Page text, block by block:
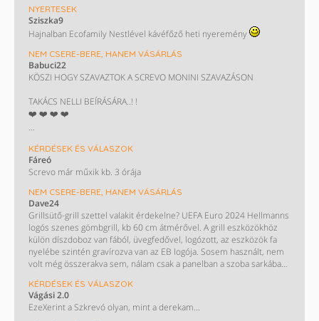
940millió Ft
NYERTESEK
Sziszka9
Hajnalban Ecofamily Nestlével kávéfőző heti nyeremény
NEM CSERE-BERE, HANEM VÁSÁRLÁS
Babuci22
KÖSZI HOGY SZAVAZTOK A SCREVO MONINI SZAVAZÁSON
TAKÁCS NELLI BEÍRÁSÁRA..! !
❤️ ❤️ ❤️ ❤️
50000 értékben 2028 év vége a lejárat 1000.- os címletekben.
Csere is érdekel spar lidl tesco coop utikra leginkább...
Vagy mid lenne??
Keresek Decathlon utit.....!!!
KÉRDÉSEK ÉS VÁLASZOK
Fáreó
Screvo már műxik kb. 3 órája
NEM CSERE-BERE, HANEM VÁSÁRLÁS
Dave24
Grillsütő-grill szettel valakit érdekelne? UEFA Euro 2024 Hellmanns
logós szenes gömbgrill, kb 60 cm átmérővel. A grill eszközökhöz
külön díszdoboz van fából, üvegfedővel, logózott, az eszközök fa
nyelébe szintén gravírozva van az EB logója. Sosem használt, nem
volt még összerakva sem, nálam csak a panelban a szoba sarkában
porosodik a dobozban.
KÉRDÉSEK ÉS VÁLASZOK
Vágási 2.0
EzeXerint a Szkrevó olyan, mint a derekam...